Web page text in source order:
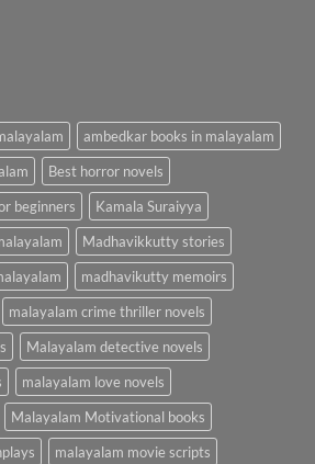
ambedkar books in malayalam
Best horror novels
beginners
Kamala Suraiyya
Madhavikkutty stories
madhavikutty memoirs
malayalam crime thriller novels
Malayalam detective novels
malayalam love novels
Malayalam Motivational books
malayalam movie scripts